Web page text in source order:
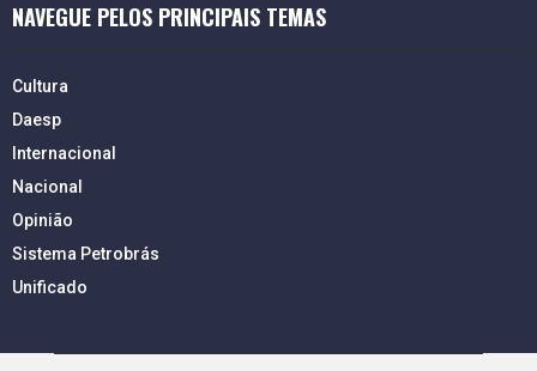
NAVEGUE PELOS PRINCIPAIS TEMAS
Cultura
Daesp
Internacional
Nacional
Opinião
Sistema Petrobrás
Unificado